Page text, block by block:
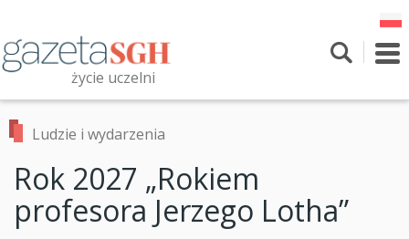
treści
życie uczelni
Przeszukaj witrynę
Ludzie i wydarzenia
Rok 2027 „Rokiem
profesora Jerzego Lotha”